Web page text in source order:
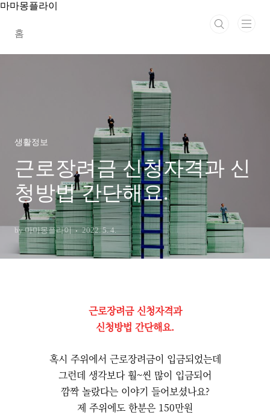
본문 바로가기
마마몽플라이
홈
생활정보
근로장려금 신청자격과 신
청방법 간단해요.
by 마마몽플라이 2022. 5. 4.
근로장려금 신청자격과
신청방법 간단해요.
혹시 주위에서 근로장려금이 입금되었는데
그런데 생각보다 훨~씬 많이 입금되어
깜짝 놀랐다는 이야기 들어보셨나요?
제 주위에도 한분은 150만원